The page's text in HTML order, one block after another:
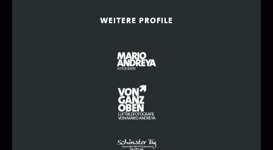
WEITERE PROFILE